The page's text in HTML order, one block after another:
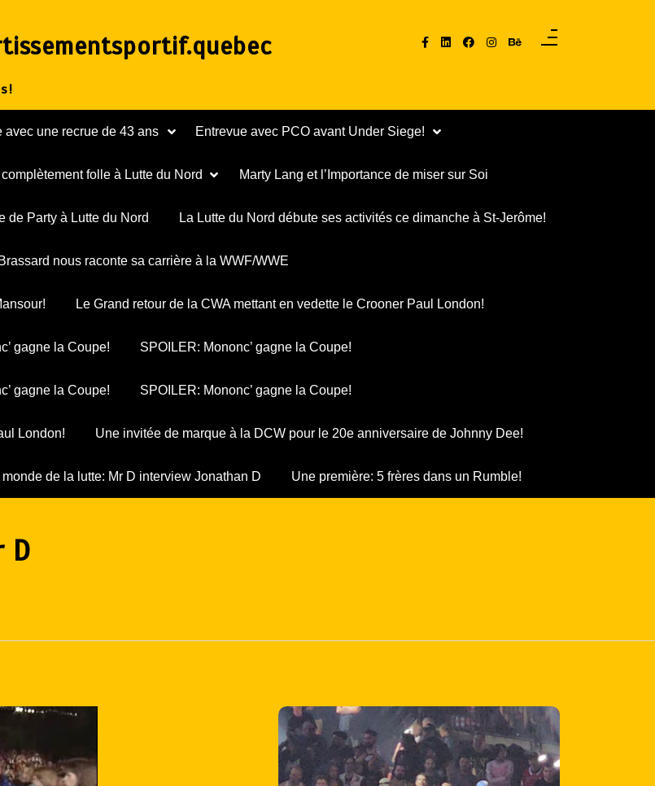
avec une recrue de 43 ans Entrevue avec PCO avant Under Siege!
folle à Lutte du Nord Marty Lang et l’Importance de miser sur Soi
de Party à Lutte du Nord La Lutte du Nord débute ses activités ce dimanche à St-Jerôme!
nous raconte sa carrière à la WWF/WWE
Le Grand retour de la CWA mettant en vedette le Crooner Paul London!
gagne la Coupe! SPOILER: Mononc’ gagne la Coupe!
gagne la Coupe! SPOILER: Mononc’ gagne la Coupe!
London! Une invitée de marque à la DCW pour le 20e anniversaire de Johnny Dee!
de la lutte: Mr D interview Jonathan D Une première: 5 frères dans un Rumble!
D